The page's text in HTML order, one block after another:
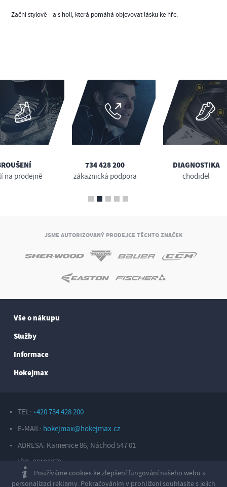
Začni stylově – a s holí, která pomáhá objevovat lásku ke hře.
na prodejně
734 428 200
zákaznická podpora
DIAGNOSTIKA
chodidel
JSME AUTORIZOVANÝ PRODEJCE TĚCHTO ZNAČEK
Vše o nákupu
Služby
Informace
Hokejmax
TEL: +420 734 428 200
E-MAIL: hokejmax@hokejmax.cz
ADRESA: Kamenice 86, Náchod 547 01
IČO: 29198372
Copyright © 2026, Sport Hotárek s. r. o.
Používáme cookies ke zlepšení fungování našeho webu a
personalizaci reklamy. Pokračováním v prohlížení souhlasíte s jejich